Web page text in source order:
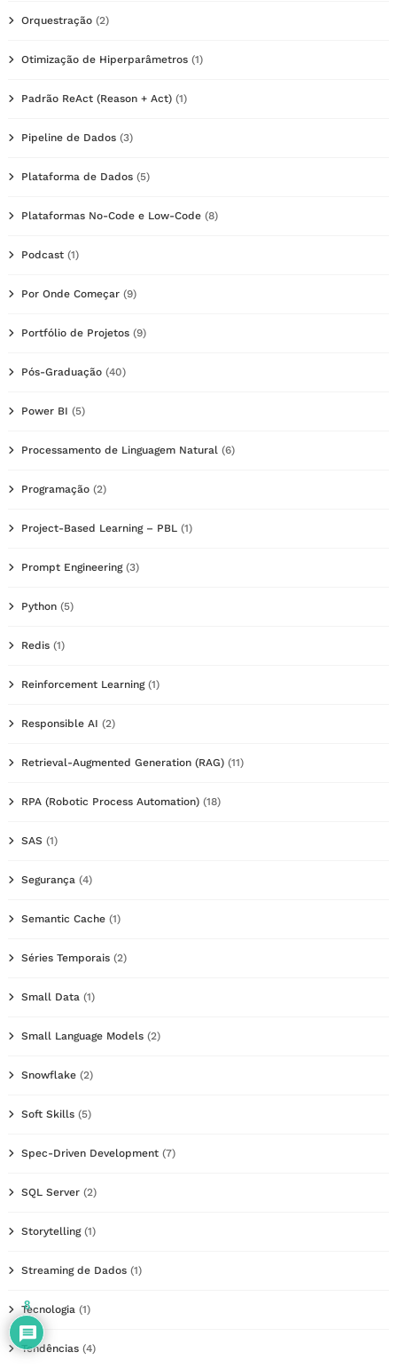
Orquestração (2)
Otimização de Hiperparâmetros (1)
Padrão ReAct (Reason + Act) (1)
Pipeline de Dados (3)
Plataforma de Dados (5)
Plataformas No-Code e Low-Code (8)
Podcast (1)
Por Onde Começar (9)
Portfólio de Projetos (9)
Pós-Graduação (40)
Power BI (5)
Processamento de Linguagem Natural (6)
Programação (2)
Project-Based Learning – PBL (1)
Prompt Engineering(3)
Python (5)
Redis (1)
Reinforcement Learning(1)
Responsible AI (2)
Retrieval-Augmented Generation (RAG) (11)
RPA (Robotic Process Automation) (18)
SAS (1)
Segurança (4)
Semantic Cache (1)
Séries Temporais (2)
Small Data (1)
Small Language Models (2)
Snowflake (2)
Soft Skills (5)
Spec-Driven Development (7)
SQL Server (2)
Storytelling(1)
Streaming de Dados (1)
Tecnologia (1)
Tendências (4)
8